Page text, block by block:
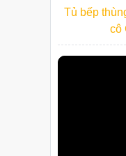
Tủ bếp
cô